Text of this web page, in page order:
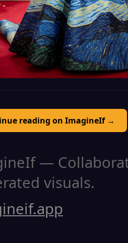
reading on ImagineIf →
—
visuals.